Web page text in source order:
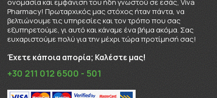
ονομασία και εμφάνιση του ήδη γνωστού σε εσάς, Viva
Pharmacy! Πρωταρχικός μας στόχος ήταν πάντα, να
βελτιώνουμε τις υπηρεσίες και τον τρόπο που σας
εξυπηρετούμε, γι αυτό και κάναμε ένα βήμα ακόμα. Σας
ευχαριστούμε πολύ για την μέχρι τώρα προτίμησή σας!
Έχετε κάποια απορία; Καλέστε μας!
+30 211 012 6500 - 501